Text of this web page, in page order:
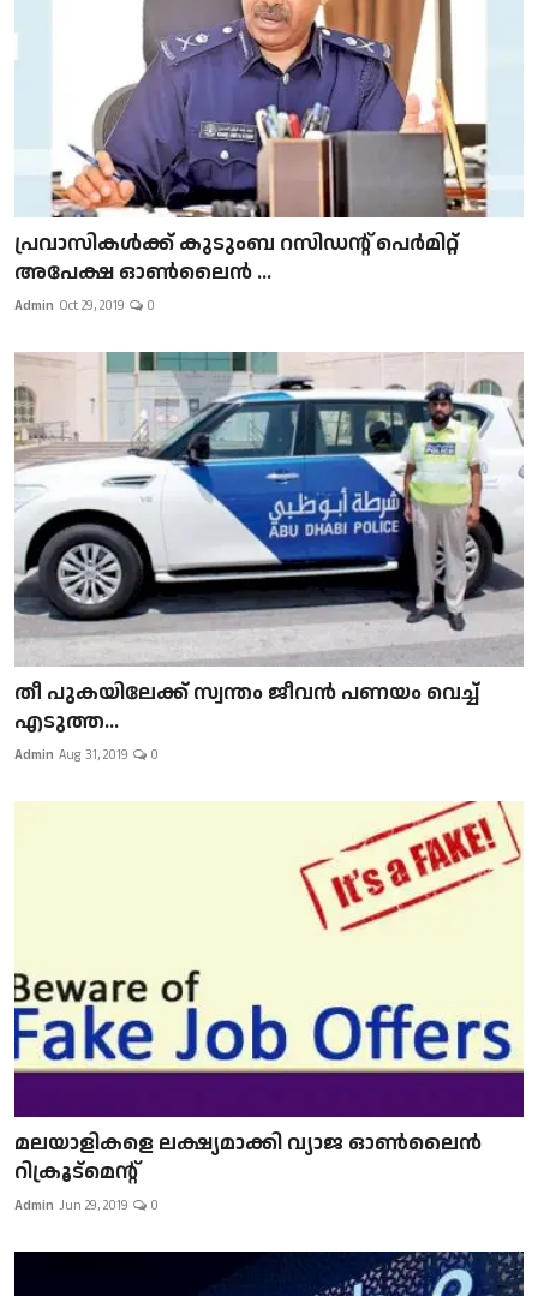
പ്രവാസികള്‍ക്ക് കുടുംബ റസിഡന്റ് പെർമിറ്റ്
അപേക്ഷ ഓൺലൈൻ ...
Admin Oct 29, 2019 0
​​​​​​​തീ പുകയിലേക്ക് സ്വന്തം ജീവന്‍ പണയം വെച്ച്
എടുത്ത...
Admin Aug 31, 2019 0
മലയാളികളെ ലക്ഷ്യമാക്കി വ്യാജ ഓൺലൈൻ
റിക്രൂട്മെന്റ്
Admin Jun 29, 2019 0